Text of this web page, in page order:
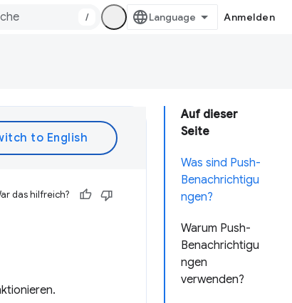
/ Anmelden
Auf dieser
Seite
Was sind Push-
Benachrichtigu
ngen?
Warum Push-
Benachrichtigu
ngen
verwenden?
das hilfreich?